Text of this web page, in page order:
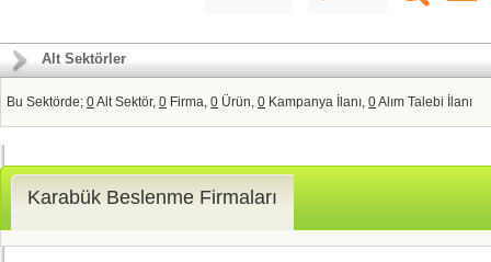
Alt Sektörler
Bu Sektörde; 0Alt Sektör, 0 Firma, 0 Ürün, 0 Kampanya İlanı, 0Alım Talebi İlanı
Karabük Beslenme Firmaları